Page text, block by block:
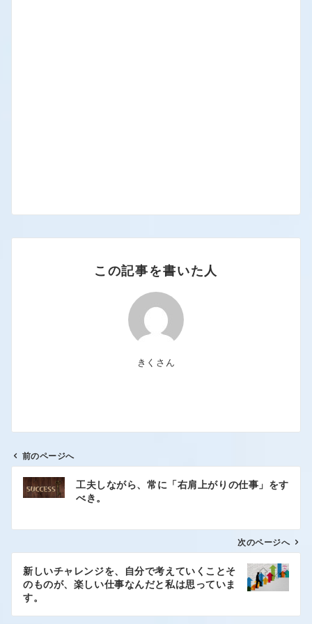
この記事を書いた人
きくさん
前のページへ
工夫しながら、常に「右肩上がりの仕事」をす
べき。
次のページへ
新しいチャレンジを、自分で考えていくことそ
のものが、楽しい仕事なんだと私は思っていま
す。